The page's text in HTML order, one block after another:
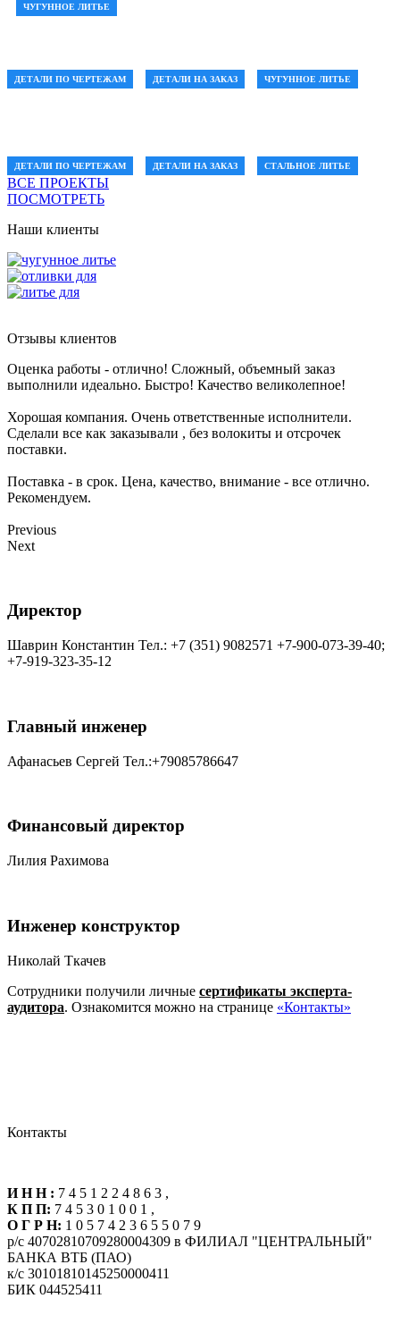
ЧУГУННОЕ ЛИТЬЕ
ДЕТАЛИ ПО ЧЕРТЕЖАМ ДЕТАЛИ НА ЗАКАЗ ЧУГУННОЕ ЛИТЬЕ
ДЕТАЛИ ПО ЧЕРТЕЖАМ ДЕТАЛИ НА ЗАКАЗ СТАЛЬНОЕ ЛИТЬЕ
ВСЕ ПРОЕКТЫ
ПОСМОТРЕТЬ
Наши клиенты
Отзывы клиентов
Оценка работы - отлично! Сложный, объемный заказ
выполнили идеально. Быстро! Качество великолепное!
Хорошая компания. Очень ответственные исполнители.
Сделали все как заказывали , без волокиты и отсрочек
поставки.
Поставка - в срок. Цена, качество, внимание - все отлично.
Рекомендуем.
Previous
Next
Директор
Шаврин Константин Тел.: +7 (351) 9082571 +7-900-073-39-40;
+7-919-323-35-12
Главный инженер
Афанасьев Сергей Тел.:+79085786647
Финансовый директор
Лилия Рахимова
Инженер конструктор
Николай Ткачев
Сотрудники получили личные сертификаты эксперта-
аудитора. Ознакомится можно на странице «Контакты»
Контакты
И Н Н : 7 4 5 1 2 2 4 8 6 3 ,
К П П: 7 4 5 3 0 1 0 0 1 ,
О Г Р Н: 1 0 5 7 4 2 3 6 5 5 0 7 9
р/с 40702810709280004309 в ФИЛИАЛ "ЦЕНТРАЛЬНЫЙ"
БАНКА ВТБ (ПАО)
к/с 30101810145250000411
БИК 044525411